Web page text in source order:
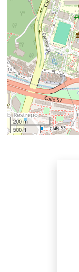
200 m
500 ft